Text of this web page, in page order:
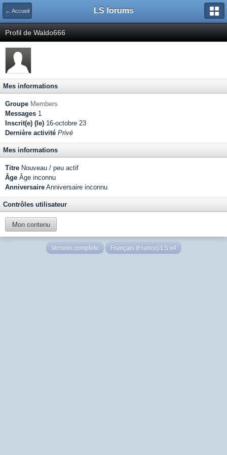
← Accueil LS forums
Profil de Waldo666
Mes informations
Groupe Members
Messages 1
Inscrit(e) (le) 16-octobre 23
Dernière activité Privé
Mes informations
Titre Nouveau / peu actif
Âge Âge inconnu
Anniversaire Anniversaire inconnu
Contrôles utilisateur
Mon contenu
Version complète Français (France) LS v4